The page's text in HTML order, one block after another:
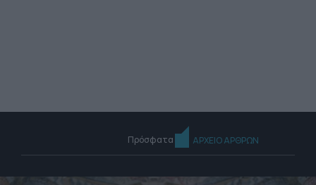
Πρόσφατα ΑΡΧΕΙΟ ΑΡΘΡΩΝ